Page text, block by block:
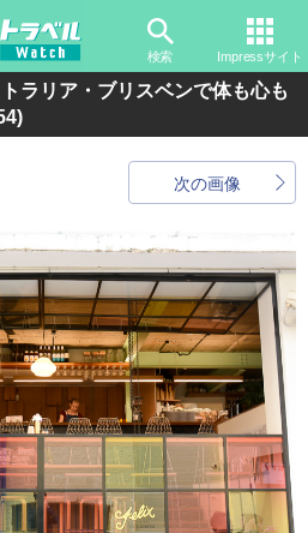
検索 Impressサイト
ラリア・ブリスベンで体も心も
次の画像